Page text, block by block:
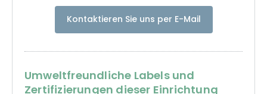
Kontaktieren Sie uns per E-Mail
Umweltfreundliche Labels und